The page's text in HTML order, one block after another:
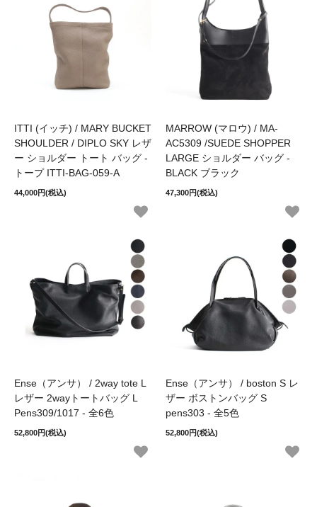
ITTI (イッチ) / MARY BUCKET
SHOULDER / DIPLO SKY レザ
ー ショルダー トート バッグ -
トープ ITTI-BAG-059-A
44,000円(税込)
MARROW (マロウ) / MA-
AC5309 /SUEDE SHOPPER
LARGE ショルダー バッグ -
BLACK ブラック
47,300円(税込)
Ense（アンサ） / 2way tote L
レザー 2wayトートバッグ L
Pens309/1017 - 全6色
52,800円(税込)
Ense（アンサ） / boston S レ
ザー ボストンバッグ S
pens303 - 全5色
52,800円(税込)